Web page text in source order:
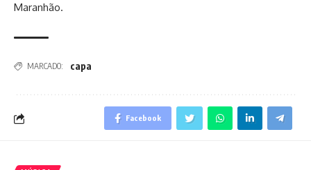
Maranhão.
MARCADO: capa
Facebook